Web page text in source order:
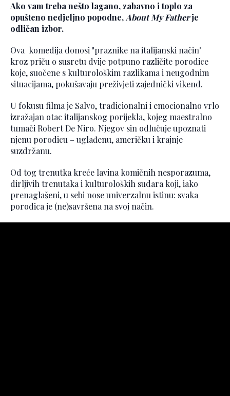
Ako vam treba nešto lagano, zabavno i toplo za
opušteno nedjeljno popodne,About My Fatherje
odličan izbor.
Ova komedija donosi "praznike na italijanski način"
kroz priču o susretu dvije potpuno različite porodice
koje, suočene s kulturološkim razlikama i neugodnim
situacijama, pokušavaju preživjeti zajednički vikend.
U fokusu filma je Salvo, tradicionalni i emocionalno vrlo
izražajan otac italijanskog porijekla, kojeg maestralno
tumači Robert De Niro. Njegov sin odlučuje upoznati
njenu porodicu – uglađenu, američku i krajnje
suzdržanu.
Od tog trenutka kreće lavina komičnih nesporazuma,
dirljivih trenutaka i kulturoloških sudara koji, iako
prenaglašeni, u sebi nose univerzalnu istinu: svaka
porodica je (ne)savršena na svoj način.